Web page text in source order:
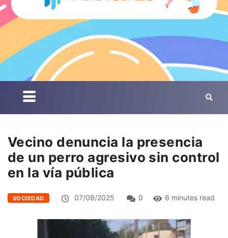
Vecino denuncia la presencia
de un perro agresivo sin control
en la vía pública
SOCIEDAD 07/08/2025 0 6 minutes read